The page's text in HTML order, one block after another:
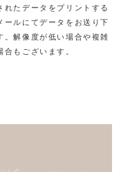
れたデータをプリントする
ールにてデータをお送り下
。解像度が低い場合や複雑
もございます。